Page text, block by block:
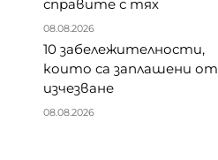
справите с тях
08.08.2026
10 забележителности,
които са заплашени от
изчезване
08.08.2026